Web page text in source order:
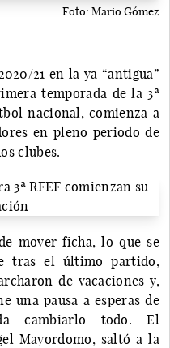
Foto: Mario Gómez
21 en la ya “antigua”
temporada de la 3ª
nacional, comienza a
en pleno periodo de
clubes.
mover ficha, lo que se
tras el último partido,
de vacaciones y,
una pausa a esperas de
cambiarlo todo. El
Mayordomo, saltó a la